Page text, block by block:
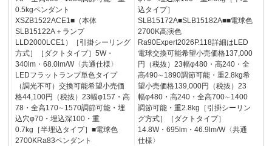
0.5kgペンダント
XSZB1522ACE1■（本体
SLB15122A＋ランプ
LLD2000LCE1）［引掛シーリング
方式］［ダクトタイプ］5W・
340lm・68.0lm/W〈共通仕様〉
LEDフラットランプ単色タイプ
（調光不可）交換可能希望小売価
格44,100円（税抜）23幅φ157・高
78・全高170∼1570調節可能・埋
込穴φ70・埋込深100・重
0.7kg［半埋込タイプ］■電球色
2700KRa83ペンダント
込タイプ］
SLB15172A■SLB15182A■■電球色
2700K高演色
Ra90Expert2026P.118詳細はLED
電球交換可能希望小売価格137,000
円（税抜）23幅φ480・高240・全
高490∼1890調節可能・重2.8kg希
望小売価格139,000円（税抜）23
幅φ480・高240・全高700∼1400
調節可能・重2.8kg［引掛シーリン
グ方式］［ダクトタイプ］
14.8W・695lm・46.9lm/W〈共通
仕様〉